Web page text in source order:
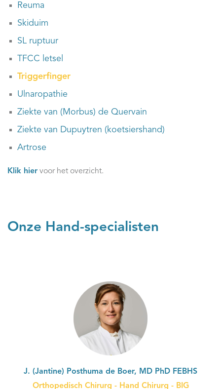
Reuma
Skiduim
SL ruptuur
TFCC letsel
Triggerfinger
Ulnaropathie
Ziekte van (Morbus) de Quervain
Ziekte van Dupuytren (koetsiershand)
Artrose
Klik hier voor het overzicht.
Onze Hand-specialisten
J. (Jantine) Posthuma de Boer, MD PhD FEBHS
Orthopedisch Chirurg - Hand Chirurg - BIG